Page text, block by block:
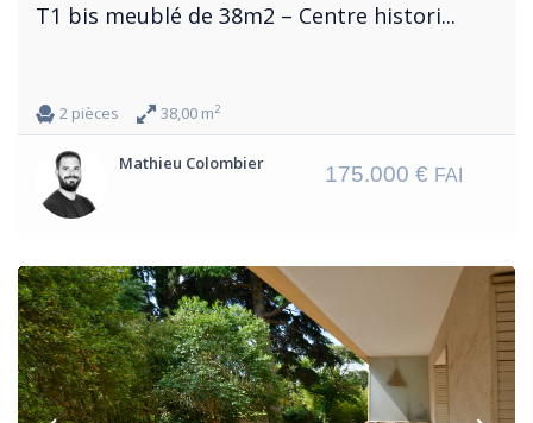
T1 bis meublé de 38m2 – Centre histori...
2 pièces 38,00 m2
Mathieu Colombier 175.000 € FAI